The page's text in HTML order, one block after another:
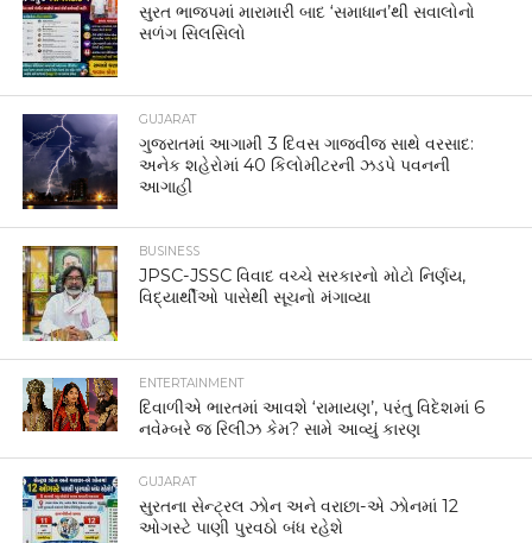
સુરત ભાજપમાં મારામારી બાદ ‘સમાધાન’થી સવાલોનો
સળંગ સિલસિલો
GUJARAT
ગુજરાતમાં આગામી 3 દિવસ ગાજવીજ સાથે વરસાદ:
અનેક શહેરોમાં 40 કિલોમીટરની ઝડપે પવનની
આગાહી
BUSINESS
JPSC-JSSC વિવાદ વચ્ચે સરકારનો મોટો નિર્ણય,
વિદ્યાર્થીઓ પાસેથી સૂચનો મંગાવ્યા
ENTERTAINMENT
દિવાળીએ ભારતમાં આવશે ‘રામાયણ’, પરંતુ વિદેશમાં 6
નવેમ્બરે જ રિલીઝ કેમ? સામે આવ્યું કારણ
GUJARAT
સુરતના સેન્ટ્રલ ઝોન અને વરાછા-એ ઝોનમાં 12
ઓગસ્ટે પાણી પુરવઠો બંધ રહેશે